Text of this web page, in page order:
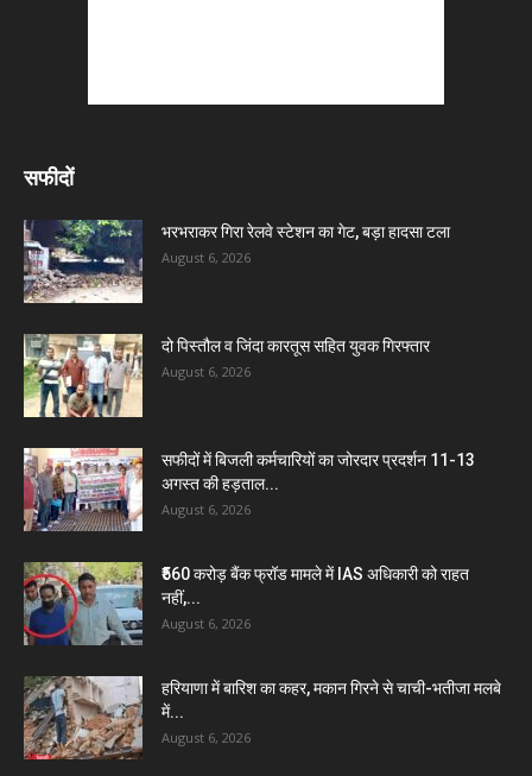
सफीदों
भरभराकर गिरा रेलवे स्टेशन का गेट, बड़ा हादसा टला
August 6, 2026
दो पिस्तौल व जिंदा कारतूस सहित युवक गिरफ्तार
August 6, 2026
सफीदों में बिजली कर्मचारियों का जोरदार प्रदर्शन 11-13
अगस्त की हड़ताल...
August 6, 2026
₹560 करोड़ बैंक फ्रॉड मामले में IAS अधिकारी को राहत
नहीं,...
August 6, 2026
हरियाणा में बारिश का कहर, मकान गिरने से चाची-भतीजा मलबे
में...
August 6, 2026